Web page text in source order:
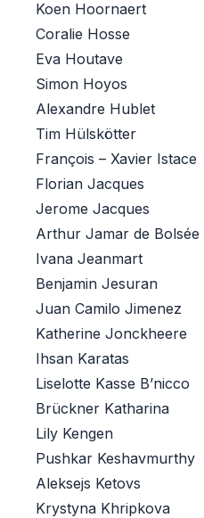
Koen Hoornaert
Coralie Hosse
Eva Houtave
Simon Hoyos
Alexandre Hublet
Tim Hülskötter
François – Xavier Istace
Florian Jacques
Jerome Jacques
Arthur Jamar de Bolsée
Ivana Jeanmart
Benjamin Jesuran
Juan Camilo Jimenez
Katherine Jonckheere
Ihsan Karatas
Liselotte Kasse B’nicco
Brückner Katharina
Lily Kengen
Pushkar Keshavmurthy
Aleksejs Ketovs
Krystyna Khripkova